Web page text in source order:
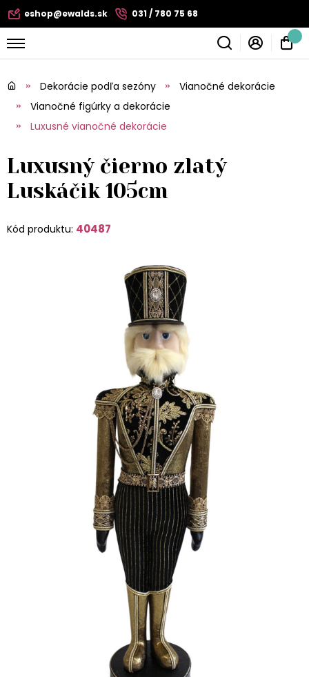
eshop@ewalds.sk 031 / 780 75 68
Dekorácie podľa sezóny
Vianočné dekorácie
Vianočné figúrky a dekorácie
Luxusné vianočné dekorácie
Luxusný čierno zlatý
Luskáčik 105cm
Kód produktu: 40487